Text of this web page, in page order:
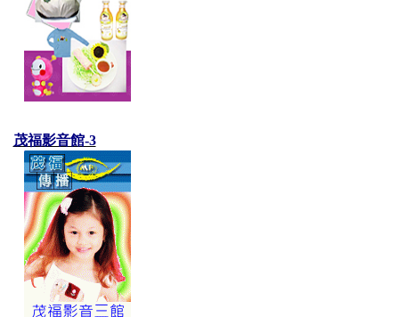
茂福影音館-3